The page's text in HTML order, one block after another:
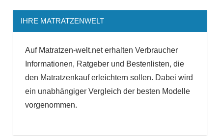
IHRE MATRATZENWELT
Auf Matratzen-welt.net erhalten Verbraucher
Informationen, Ratgeber und Bestenlisten, die
den Matratzenkauf erleichtern sollen. Dabei wird
ein unabhängiger Vergleich der besten Modelle
vorgenommen.